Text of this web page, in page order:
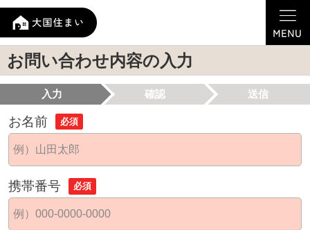
お問い合わせ内容の入力
入力 確認 送信
お名前 必須
携帯番号 必須